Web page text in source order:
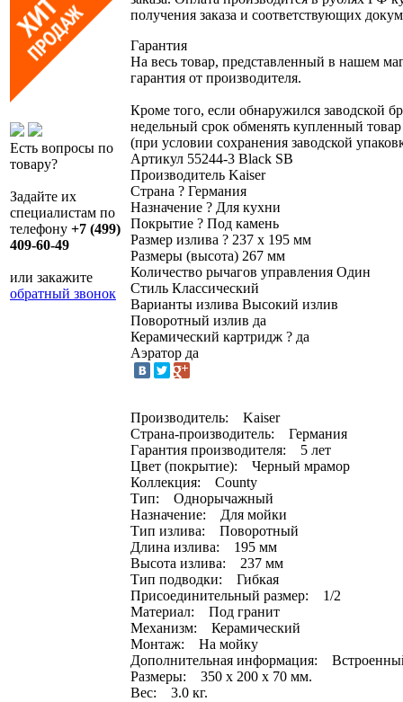
Есть вопросы по
товару?
Задайте их
специалистам по
телефону +7 (499)
409-60-49
или закажите
обратный звонок
получения заказа и соответствующих
Гарантия
На весь товар, представленный в нашем
гарантия от производителя.
Кроме того, если обнаружился заводской
недельный срок обменять купленный
(при условии сохранения заводской
Артикул 55244-3 Black SB
Производитель Kaiser
Страна ? Германия
Назначение ? Для кухни
Покрытие ? Под камень
Размер излива ? 237 х 195 мм
Размеры (высота) 267 мм
Количество рычагов управления Один
Стиль Классический
Варианты излива Высокий излив
Поворотный излив да
Керамический картридж ? да
Аэратор да
Производитель: Kaiser
Страна-производитель: Германия
Гарантия производителя: 5 лет
Цвет (покрытие): Черный мрамор
Коллекция: County
Тип: Однорычажный
Назначение: Для мойки
Тип излива: Поворотный
Длина излива: 195 мм
Высота излива: 237 мм
Тип подводки: Гибкая
Присоединительный размер: 1/2
Материал: Под гранит
Механизм: Керамический
Монтаж: На мойку
Дополнительная информация:
Размеры: 350 x 200 x 70 мм.
Вес: 3.0 кг.